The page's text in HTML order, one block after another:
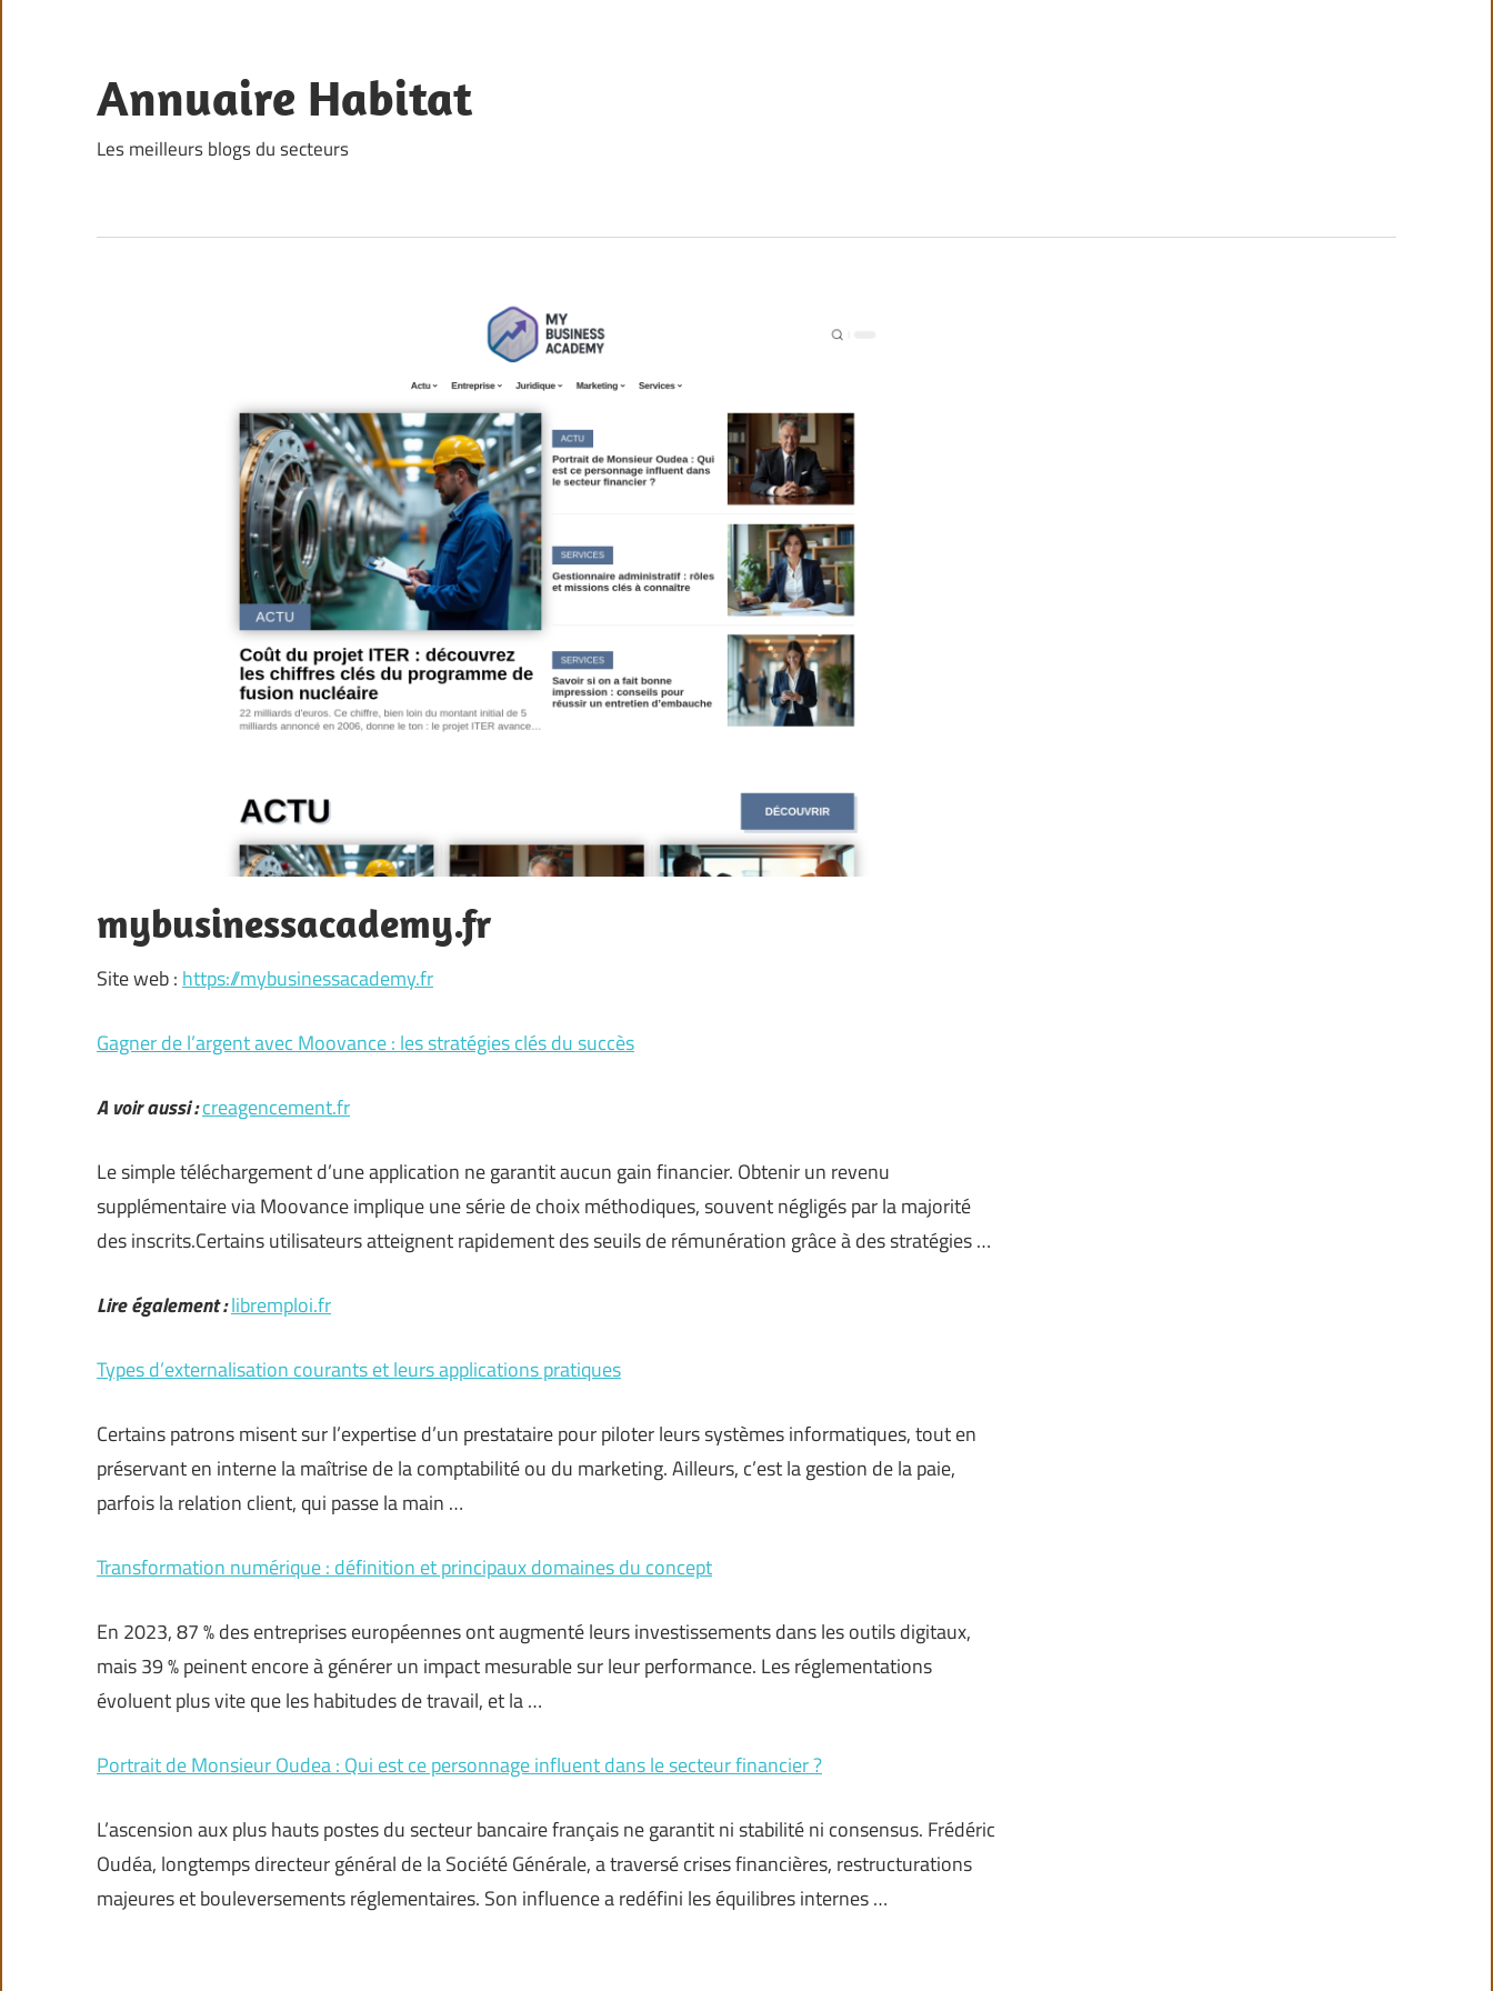
content
Annuaire Habitat
Les meilleurs blogs du secteurs
mybusinessacademy.fr
Site web : https://mybusinessacademy.fr
Gagner de l’argent avec Moovance : les stratégies clés du succès
A voir aussi :creagencement.fr
Le simple téléchargement d’une application ne garantit aucun gain financier. Obtenir un revenu
supplémentaire via Moovance implique une série de choix méthodiques, souvent négligés par la majorité
des inscrits.Certains utilisateurs atteignent rapidement des seuils de rémunération grâce à des stratégies …
Lire également :libremploi.fr
Types d’externalisation courants et leurs applications pratiques
Certains patrons misent sur l’expertise d’un prestataire pour piloter leurs systèmes informatiques, tout en
préservant en interne la maîtrise de la comptabilité ou du marketing. Ailleurs, c’est la gestion de la paie,
parfois la relation client, qui passe la main …
Transformation numérique : définition et principaux domaines du concept
En 2023, 87 % des entreprises européennes ont augmenté leurs investissements dans les outils digitaux,
mais 39 % peinent encore à générer un impact mesurable sur leur performance. Les réglementations
évoluent plus vite que les habitudes de travail, et la …
Portrait de Monsieur Oudea : Qui est ce personnage influent dans le secteur financier ?
L’ascension aux plus hauts postes du secteur bancaire français ne garantit ni stabilité ni consensus. Frédéric
Oudéa, longtemps directeur général de la Société Générale, a traversé crises financières, restructurations
majeures et bouleversements réglementaires. Son influence a redéfini les équilibres internes …